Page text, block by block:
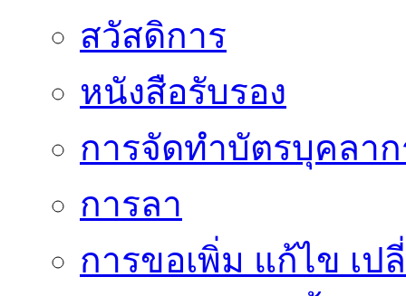
สวัสดิการ
หนังสือรับรอง
การจัดทำบัตรบุคลา
การลา
การขอเพิ่ม แก้ไข เ